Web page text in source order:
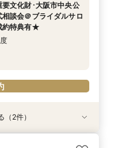
要文化財･大阪市中央公
談会＠ブライダルサロ
約特典有★
（2件）